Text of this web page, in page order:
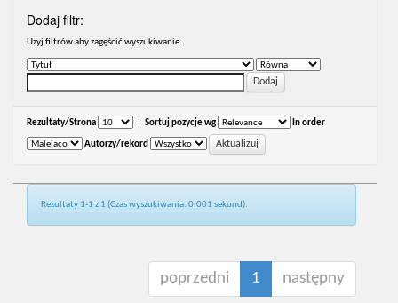
Dodaj filtr:
Uzyj filtrów aby zagęścić wyszukiwanie.
Rezultaty/Strona Sortuj pozycje wg In order
Autorzy/rekord
Rezultaty 1-1 z 1 (Czas wyszukiwania: 0.001 sekund).
poprzedni 1 następny